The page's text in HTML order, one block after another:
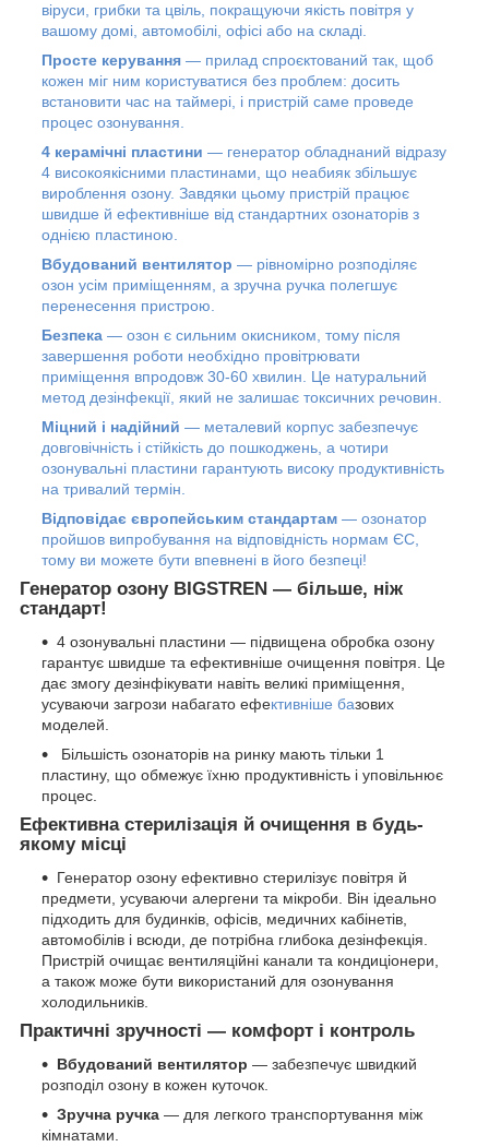
віруси, грибки та цвіль, покращуючи якість повітря у
вашому домі, автомобілі, офісі або на складі.
Просте керування — прилад спроєктований так, щоб
кожен міг ним користуватися без проблем: досить
встановити час на таймері, і пристрій саме проведе
процес озонування.
4 керамічні пластини — генератор обладнаний відразу
4 високоякісними пластинами, що неабияк збільшує
вироблення озону. Завдяки цьому пристрій працює
швидше й ефективніше від стандартних озонаторів з
однією пластиною.
Вбудований вентилятор — рівномірно розподіляє
озон усім приміщенням, а зручна ручка полегшує
перенесення пристрою.
Безпека — озон є сильним окисником, тому після
завершення роботи необхідно провітрювати
приміщення впродовж 30-60 хвилин. Це натуральний
метод дезінфекції, який не залишає токсичних речовин.
Міцний і надійний — металевий корпус забезпечує
довговічність і стійкість до пошкоджень, а чотири
озонувальні пластини гарантують високу продуктивність
на тривалий термін.
Відповідає європейським стандартам — озонатор
пройшов випробування на відповідність нормам ЄС,
тому ви можете бути впевнені в його безпеці!
Генератор озону BIGSTREN — більше, ніж
стандарт!
4 озонувальні пластини — підвищена обробка озону
гарантує швидше та ефективніше очищення повітря. Це
дає змогу дезінфікувати навіть великі приміщення,
усуваючи загрози набагато ефективніше базових
моделей.
Більшість озонаторів на ринку мають тільки 1
пластину, що обмежує їхню продуктивність і уповільнює
процес.
Ефективна стерилізація й очищення в будь-
якому місці
Генератор озону ефективно стерилізує повітря й
предмети, усуваючи алергени та мікроби. Він ідеально
підходить для будинків, офісів, медичних кабінетів,
автомобілів і всюди, де потрібна глибока дезінфекція.
Пристрій очищає вентиляційні канали та кондиціонери,
а також може бути використаний для озонування
холодильників.
Практичні зручності — комфорт і контроль
Вбудований вентилятор — забезпечує швидкий
розподіл озону в кожен куточок.
Зручна ручка — для легкого транспортування між
кімнатами.